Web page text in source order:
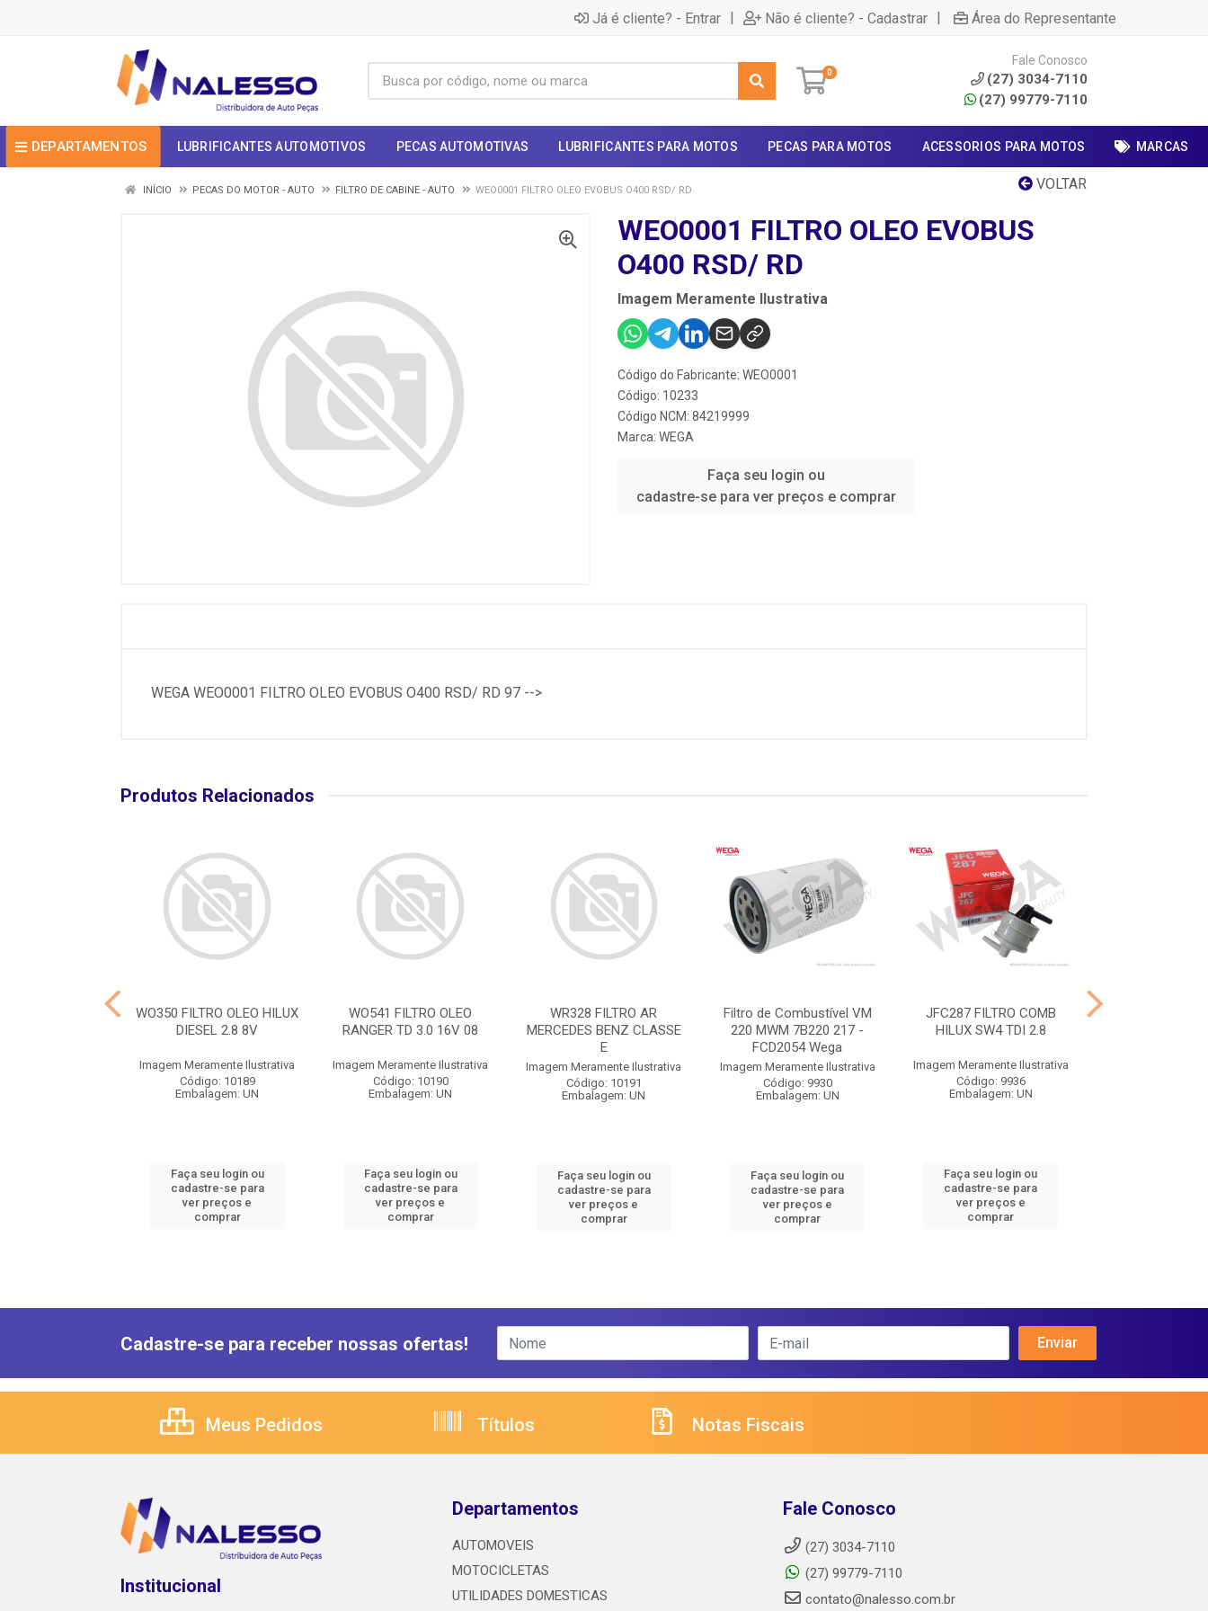
Já é cliente? - Entrar | Não é cliente? - Cadastrar | Área do Representante
0
Fale Conosco
(27) 3034-7110
(27) 99779-7110
DEPARTAMENTOS LUBRIFICANTES AUTOMOTIVOS PECAS AUTOMOTIVAS LUBRIFICANTES PARA MOTOS PECAS PARA MOTOS ACESSORIOS PARA MOTOS MARCAS
VOLTAR
INÍCIO PECAS DO MOTOR - AUTO FILTRO DE CABINE - AUTO WEO0001 FILTRO OLEO EVOBUS O400 RSD/ RD
WEO0001 FILTRO OLEO EVOBUS
O400 RSD/ RD
Imagem Meramente Ilustrativa
Código do Fabricante: WEO0001
Código: 10233
Código NCM: 84219999
Marca: WEGA
Faça seu login ou
cadastre-se para ver preços e comprar
WEGA WEO0001 FILTRO OLEO EVOBUS O400 RSD/ RD 97 -->
Produtos Relacionados
WO350 FILTRO OLEO HILUX
DIESEL 2.8 8V
Imagem Meramente Ilustrativa
Código: 10189
Embalagem: UN
Faça seu login ou
cadastre-se para
ver preços e
comprar
WO541 FILTRO OLEO
RANGER TD 3.0 16V 08
Imagem Meramente Ilustrativa
Código: 10190
Embalagem: UN
Faça seu login ou
cadastre-se para
ver preços e
comprar
WR328 FILTRO AR
MERCEDES BENZ CLASSE
E
Imagem Meramente Ilustrativa
Código: 10191
Embalagem: UN
Faça seu login ou
cadastre-se para
ver preços e
comprar
Filtro de Combustível VM
220 MWM 7B220 217 -
FCD2054 Wega
Imagem Meramente Ilustrativa
Código: 9930
Embalagem: UN
Faça seu login ou
cadastre-se para
ver preços e
comprar
JFC287 FILTRO COMB
HILUX SW4 TDI 2.8
Imagem Meramente Ilustrativa
Código: 9936
Embalagem: UN
Faça seu login ou
cadastre-se para
ver preços e
comprar
Cadastre-se para receber nossas ofertas!
Meus Pedidos Títulos Notas Fiscais
Institucional
Departamentos
AUTOMOVEIS
MOTOCICLETAS
UTILIDADES DOMESTICAS
Fale Conosco
(27) 3034-7110
(27) 99779-7110
contato@nalesso.com.br